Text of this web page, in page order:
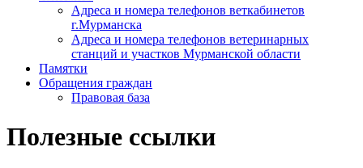
Адреса и номера телефонов веткабинетов
г.Мурманска
Адреса и номера телефонов ветеринарных
станций и участков Мурманской области
Памятки
Обращения граждан
Правовая база
Полезные ссылки